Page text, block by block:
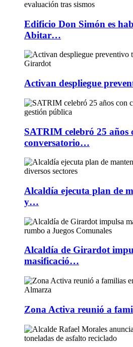
Edificio Don Simón es
Abitar…
Activan despliegue
SATRIM celebró 25 años
conversatorio…
Alcaldía ejecuta plan de
y…
Alcaldía de Girardot
masificació…
Zona Activa reunió a